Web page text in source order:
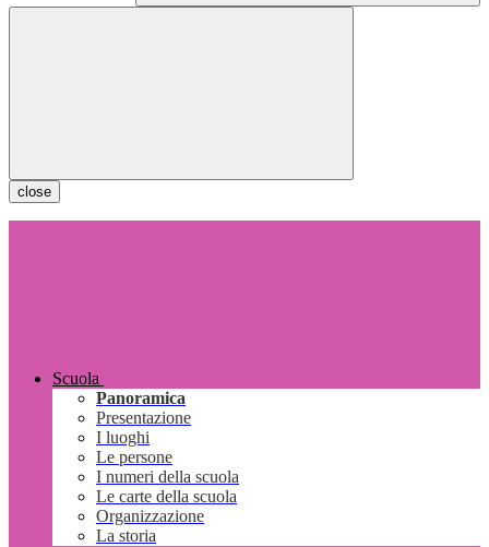
close
Scuola
Panoramica
Presentazione
I luoghi
Le persone
I numeri della scuola
Le carte della scuola
Organizzazione
La storia